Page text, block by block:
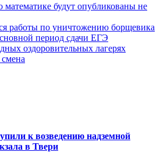
математике будут опубликованы не
работы по уничтожению борщевика
период сдачи ЕГЭ
оздоровительных лагерях
смена
к возведению надземной
в Твери